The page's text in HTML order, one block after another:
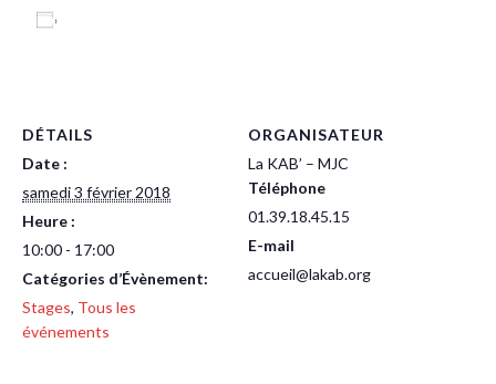
DÉTAILS
Date :
samedi 3 février 2018
Heure :
10:00 - 17:00
Catégories d’Évènement:
Stages, Tous les
événements
ORGANISATEUR
La KAB’ – MJC
Téléphone
01.39.18.45.15
E-mail
accueil@lakab.org